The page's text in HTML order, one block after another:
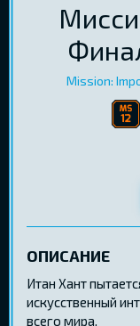
RUS
Mission:
ОПИСАНИЕ
Итан Хант
искусственный
всего мира.